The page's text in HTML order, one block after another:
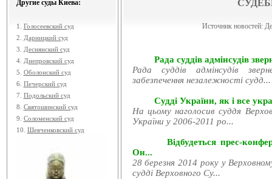
Другие суды Киева:
1. Голосеевский суд
2.
Дарницкий суд
3.
Деснянский суд
4. Днепровский суд
5. Оболонский суд
6. Печерский суд
7. Подольский суд
8. Святошинский суд
9. Соломенский суд
10. Шевченковский суд
Источник новостей:
Рада суддів адмінсудів
Рада суддів адмінсудів
забезпечення незалежності судд...
Судді України, як і все
На цьому наголосив суддя
України у 2006-2011 ро...
Відбудеться прес-
Он...
28 березня 2014 року у
судді Верховного Су...